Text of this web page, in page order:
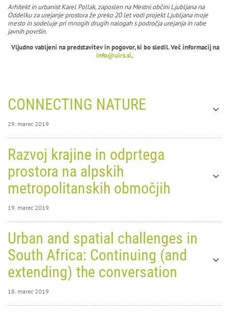
Arhitekt in urbanist Karel Pollak, zaposlen na Mestni občini Ljubljana na
Oddelku za urejanje prostora že preko 20 let vodi projekt Ljubljana moje
mesto in sodeluje pri mnogih drugih nalogah s področja urejanja in rabe
javnih površin.
Vljudno vabljeni na predstavitev in pogovor, ki bo sledil. Več informacij na
info@uirs.si.
CONNECTING NATURE
29. marec 2019
29. marec 2019
CONNECTING
NATURE
Connecting nature na predstavitvi
študentom višje strokovne šole -
Varstvo okolja in komunala
Šolskega centra Novo mesto
Ker CONNECTING NATURE naslavlja sodobne
pristope pri načrtovanju, upravljanju in
vzdrževanju mest, je bil projekt na kratko
predstavljen študentom višje strokovne šole
Razvoj krajine in odprtega
prostora na alpskih
metropolitanskih območjih
19. marec 2019
19. marec 2019
Razvoj
krajine
in
Urban and spatial challenges in
South Africa: Continuing (and
extending) the conversation
18. marec 2019